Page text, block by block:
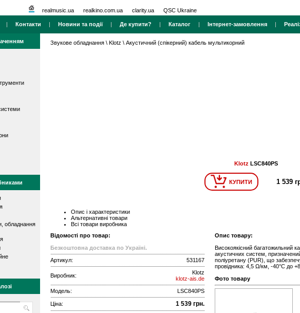
realmusic.ua realkino.com.ua clarity.ua QSC Ukraine
| Контакти | Новини та події| Де купити? | Каталог | Інтернет-замовлення |
обладнання
Звукове обладнання \ Klotz \ Акустичний (спікерний) кабель мультикорний
Klotz LSC840PS
КУПИТИ 1 539
Опис і характеристики
Альтернативні товари
Всі товари виробника
Відомості про товар:
Безкоштовна доставка по Україні.
Артикул:
531167
Виробник:
Klotz
klotz-ais.de
Модель:
LSC840PS
Ціна: 1 539 грн.
Опис товару:
Високоякісний багатожильний
акустичних систем,
поліуретану (PUR), що
провідника: 4,5 Ω/км, -40°C до
Фото товару